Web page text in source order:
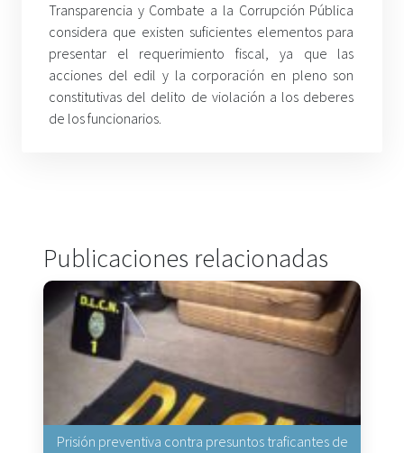
Transparencia y Combate a la Corrupción Pública
considera que existen suficientes elementos para
presentar el requerimiento fiscal, ya que las
acciones del edil y la corporación en pleno son
constitutivas del delito de violación a los deberes
de los funcionarios.
Publicaciones relacionadas
Prisión preventiva contra presuntos traficantes de